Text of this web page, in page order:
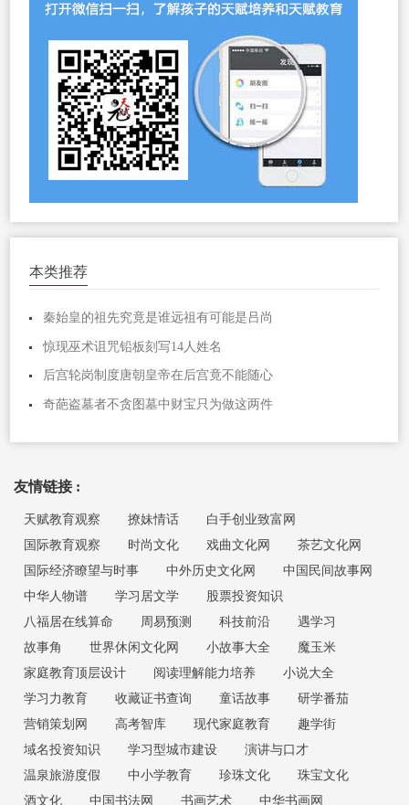
本类推荐
秦始皇的祖先究竟是谁远祖有可能是吕尚
惊现巫术诅咒铅板刻写14人姓名
后宫轮岗制度唐朝皇帝在后宫竟不能随心
奇葩盗墓者不贪图墓中财宝只为做这两件
友情链接 :
天赋教育观察 撩妹情话
白手创业致富网
国际教育观察
时尚文化 戏曲文化网
茶艺文化网
国际经济瞭望与时事
中外历史文化网
中国民间故事网
中华人物谱
学习居文学
股票投资知识
八福居在线算命
周易预测 科技前沿
遇学习
故事角
世界休闲文化网 小故事大全
魔玉米
家庭教育顶层设计
阅读理解能力培养
小说大全
学习力教育
收藏证书查询 童话故事
研学番茄
营销策划网
高考智库 现代家庭教育
趣学街
域名投资知识
学习型城市建设
演讲与口才
温泉旅游度假
中小学教育 珍珠文化
珠宝文化
酒文化
中国书法网 书画艺术 中华书画网